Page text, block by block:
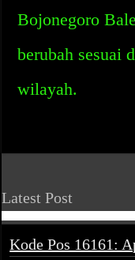
Bojonegoro
berubah sesuai
wilayah.
Latest Post
Kode Pos 16161: